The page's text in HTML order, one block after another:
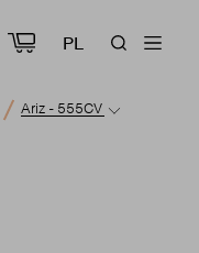
PL
Ariz - 555CV